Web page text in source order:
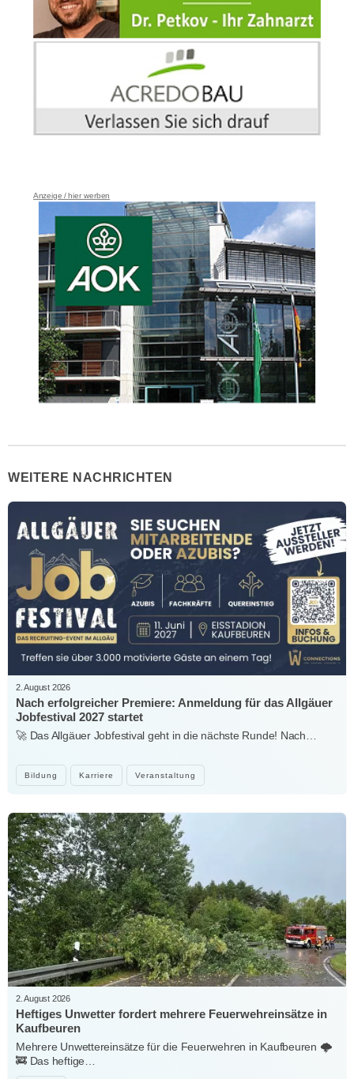
Anzeige / hier werben
WEITERE NACHRICHTEN
Bildung Karriere Veranstaltung
2. August 2026
Nach erfolgreicher Premiere: Anmeldung für das Allgäuer
Jobfestival 2027 startet
🚀 Das Allgäuer Jobfestival geht in die nächste Runde! Nach…
2. August 2026
Heftiges Unwetter fordert mehrere Feuerwehreinsätze in
Kaufbeuren
Mehrere Unwettereinsätze für die Feuerwehren in Kaufbeuren 🌩️
🚒 Das heftige…